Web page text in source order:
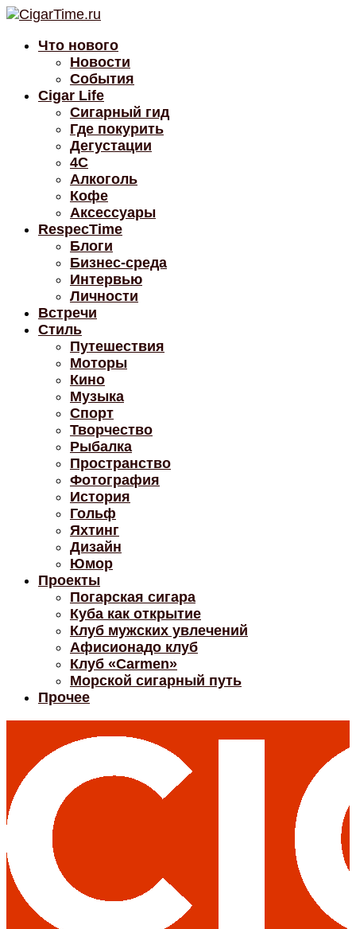
Что нового
Новости
События
Cigar Life
Сигарный гид
Где покурить
Дегустации
4C
Алкоголь
Кофе
Аксессуары
RespecTime
Блоги
Бизнес-среда
Интервью
Личности
Встречи
Стиль
Путешествия
Моторы
Кино
Музыка
Спорт
Творчество
Рыбалка
Пространство
Фотография
История
Гольф
Яхтинг
Дизайн
Юмор
Проекты
Погарская сигара
Куба как открытие
Клуб мужских увлечений
Афисионадо клуб
Клуб «Carmen»
Морской сигарный путь
Прочее